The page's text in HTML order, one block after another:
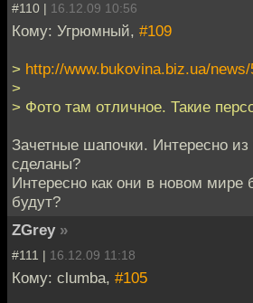
#110 | 16.12.09 10:56
Кому: Угрюмный, #109
> http://www.bukovina.biz.ua/
>
> Фото там отличное. Такие
Зачетные шапочки. Интересно из
сделаны?
Интересно как они в новом мире
будут?
ZGrey »
#111 | 16.12.09 11:18
Кому: clumba, #105